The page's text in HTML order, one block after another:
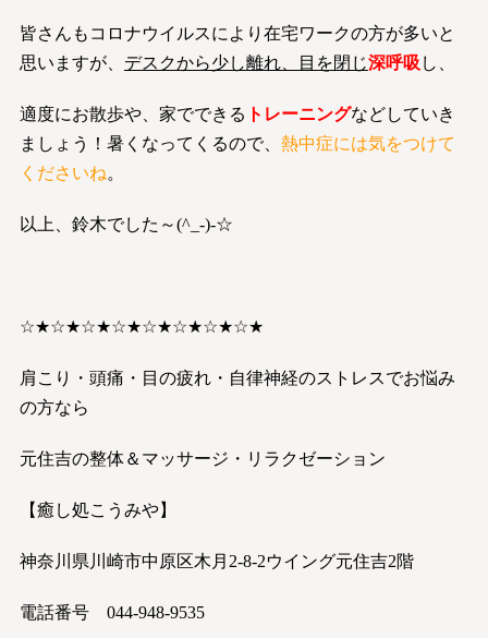
皆さんもコロナウイルスにより在宅ワークの方が多いと
思いますが、 デスクから少し離れ、目を閉じ深呼吸 し、
適度にお散歩や、家でできる トレーニングなどしていき
ましょう！暑くなってくるので、 熱中症には気をつけて
くださいね。
以上、鈴木でした～(^_-)-☆
☆★☆★☆★☆★☆★☆★☆★☆★
肩こり・頭痛・目の疲れ・自律神経のストレスでお悩み
の方なら
元住吉の整体＆マッサージ・リラクゼーション
【癒し処こうみや】
神奈川県川崎市中原区木月2-8-2ウイング元住吉2階
電話番号 044-948-9535